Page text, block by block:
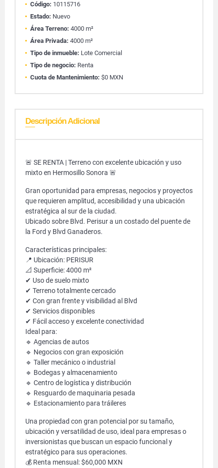
Código: 10115716
Estado: Nuevo
Área Terreno: 4000 m²
Área Privada: 4000 m²
Tipo de inmueble: Lote Comercial
Tipo de negocio: Renta
Cuota de Mantenimiento: $0 MXN
Descripción Adicional
🚨 SE RENTA | Terreno con excelente ubicación y uso
mixto en Hermosillo Sonora 🚨
Gran oportunidad para empresas, negocios y proyectos
que requieren amplitud, accesibilidad y una ubicación
estratégica al sur de la ciudad.
Ubicado sobre Blvd. Perisur a un costado del puente de
la Ford y Blvd Ganaderos.
Características principales:
📍 Ubicación: PERISUR
📐 Superficie: 4000 m²
✔ Uso de suelo mixto
✔ Terreno totalmente cercado
✔ Con gran frente y visibilidad al Blvd
✔ Servicios disponibles
✔ Fácil acceso y excelente conectividad
Ideal para:
🔹 Agencias de autos
🔹 Negocios con gran exposición
🔹 Taller mecánico o industrial
🔹 Bodegas y almacenamiento
🔹 Centro de logística y distribución
🔹 Resguardo de maquinaria pesada
🔹 Estacionamiento para tráileres
Una propiedad con gran potencial por su tamaño,
ubicación y versatilidad de uso, ideal para empresas o
inversionistas que buscan un espacio funcional y
estratégico para sus operaciones.
💰 Renta mensual: $60,000 MXN